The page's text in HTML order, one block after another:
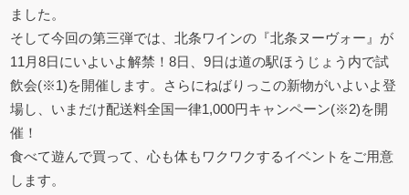
ました。
そして今回の第三弾では、北条ワインの『北条ヌーヴォー』が
11月8日にいよいよ解禁！8日、9日は道の駅ほうじょう内で試
飲会(※1)を開催します。さらにねばりっこの新物がいよいよ登
場し、いまだけ配送料全国一律1,000円キャンペーン(※2)を開
催！
食べて遊んで買って、心も体もワクワクするイベントをご用意
します。